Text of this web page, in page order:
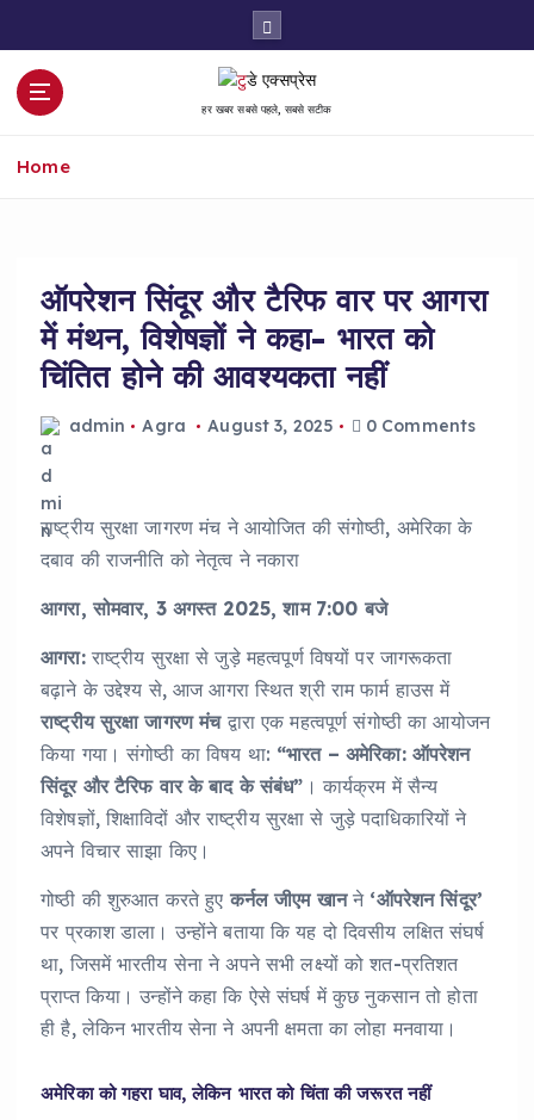
हर खबर सबसे पहले, सबसे सटीक
Home
ऑपरेशन सिंदूर और टैरिफ वार पर आगरा
में मंथन, विशेषज्ञों ने कहा- भारत को
चिंतित होने की आवश्यकता नहीं
admin Agra August 3, 2025 0 Comments
राष्ट्रीय सुरक्षा जागरण मंच ने आयोजित की संगोष्ठी, अमेरिका के
दबाव की राजनीति को नेतृत्व ने नकारा
आगरा, सोमवार, 3 अगस्त 2025, शाम 7:00 बजे
आगरा:राष्ट्रीय सुरक्षा से जुड़े महत्वपूर्ण विषयों पर जागरूकता
बढ़ाने के उद्देश्य से, आज आगरा स्थित श्री राम फार्म हाउस में
राष्ट्रीय सुरक्षा जागरण मंचद्वारा एक महत्वपूर्ण संगोष्ठी का आयोजन
किया गया। संगोष्ठी का विषय था: “भारत – अमेरिका: ऑपरेशन
सिंदूर और टैरिफ वार के बाद के संबंध” । कार्यक्रम में सैन्य
विशेषज्ञों, शिक्षाविदों और राष्ट्रीय सुरक्षा से जुड़े पदाधिकारियों ने
अपने विचार साझा किए।
गोष्ठी की शुरुआत करते हुएकर्नल जीएम खानने ‘ऑपरेशन सिंदूर’
पर प्रकाश डाला। उन्होंने बताया कि यह दो दिवसीय लक्षित संघर्ष
था, जिसमें भारतीय सेना ने अपने सभी लक्ष्यों को शत-प्रतिशत
प्राप्त किया। उन्होंने कहा कि ऐसे संघर्ष में कुछ नुकसान तो होता
ही है, लेकिन भारतीय सेना ने अपनी क्षमता का लोहा मनवाया।
अमेरिका को गहरा घाव, लेकिन भारत को चिंता की जरूरत नहीं